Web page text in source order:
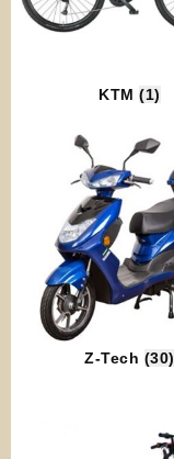
KTM(1)
Z-Tech (30)